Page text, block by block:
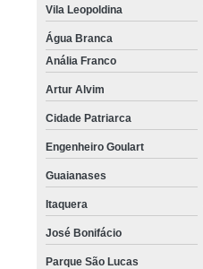
Vila Leopoldina
Água Branca
Anália Franco
Artur Alvim
Cidade Patriarca
Engenheiro Goulart
Guaianases
Itaquera
José Bonifácio
Parque São Lucas